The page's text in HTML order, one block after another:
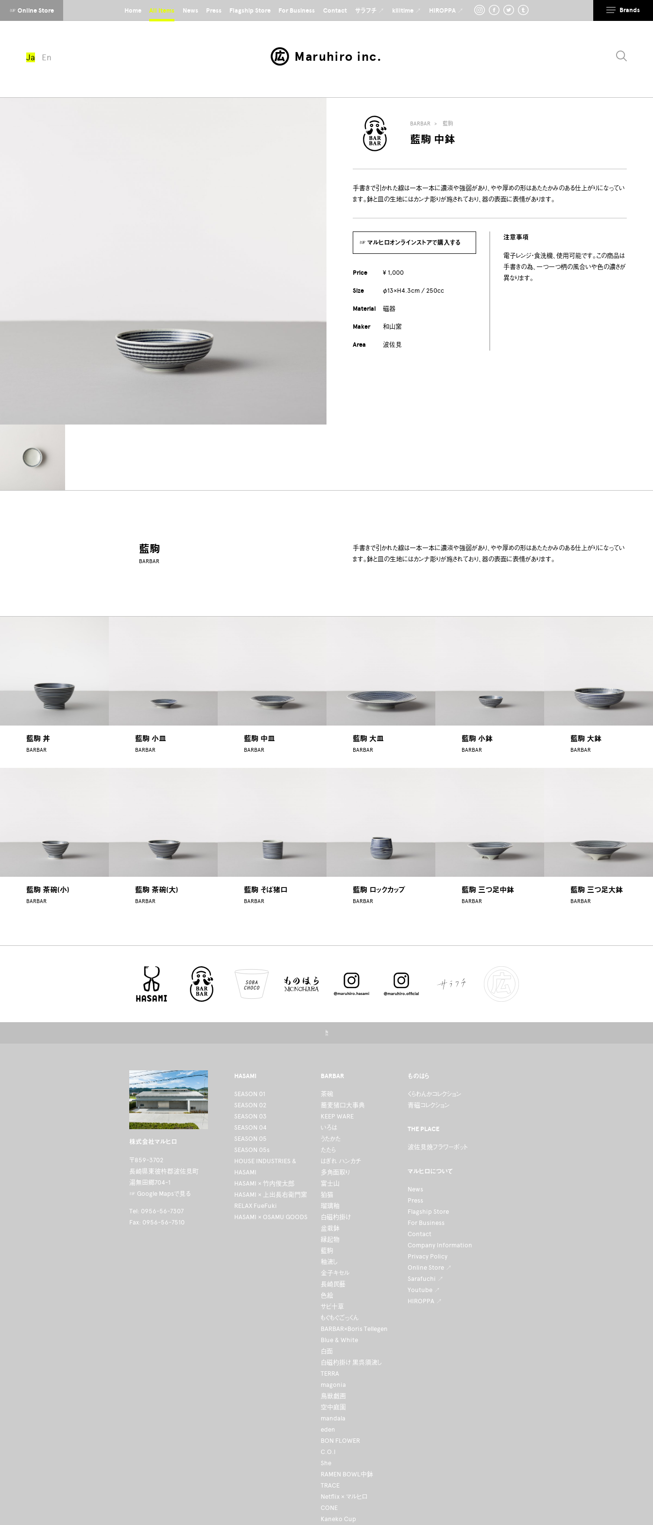
Home All Items News Press Flagship Store For Business Contact サラフチ ↗ killtime ↗ HIROPPA ↗
Maruhiro inc.
Ja En
☞ Online Store Brands
BARBAR 藍駒
藍駒 中鉢
手書きで引かれた線は一本一本に濃淡や強弱があり、やや厚めの形はあたたかみのある仕上がりになってい
ます。鉢と皿の生地にはカンナ彫りが施されており、器の表面に表情があります。
☞ マルヒロオンラインストアで購入する
Price ¥ 1,000
Size φ13×H4.3cm / 250cc
Material 磁器
Maker 和山窯
Area 波佐見
注意事項
電子レンジ・食洗機、使用可能です。この商品は
手書きの為、一つ一つ柄の風合いや色の濃さが
異なります。
藍駒
BARBAR
手書きで引かれた線は一本一本に濃淡や強弱があり、やや厚めの形はあたたかみのある仕上がりになってい
ます。鉢と皿の生地にはカンナ彫りが施されており、器の表面に表情があります。
藍駒 丼
BARBAR
藍駒 小皿
BARBAR
藍駒 中皿
BARBAR
藍駒 大皿
BARBAR
藍駒 小鉢
BARBAR
藍駒 大鉢
BARBAR
藍駒 茶碗(小)
BARBAR
藍駒 茶碗(大)
BARBAR
藍駒 そば猪口
BARBAR
藍駒 ロックカップ
BARBAR
藍駒 三つ足中鉢
BARBAR
藍駒 三つ足大鉢
BARBAR
☝
株式会社マルヒロ
〒859-3702
長崎県東彼杵郡波佐見町
湯無田郷704-1
☞ Google Mapsで見る
Tel: 0956-56-7307
Fax: 0956-56-7510
HASAMI
SEASON 01
SEASON 02
SEASON 03
SEASON 04
SEASON 05
SEASON 05s
HOUSE INDUSTRIES &
HASAMI
HASAMI × 竹内俊太郎
HASAMI × 上出長右衛門窯
RELAX FueFuki
HASAMI × OSAMU GOODS
BARBAR
茶碗
蕎麦猪口大事典
KEEP WARE
いろは
うたかた
たたら
はぎれ ハンカチ
多角面取り
富士山
狛猫
瑠璃釉
白磁杓掛け
盆栽鉢
縁起物
藍駒
釉流し
金子キセル
長崎民藝
色絵
サビ十草
もぐもぐごっくん
BARBAR×Boris Tellegen
Blue & White
白面
白磁杓掛け 黒呉須流し
TERRA
magonia
鳥獣戯画
空中庭園
mandala
eden
BON FLOWER
C.O.I
She
RAMEN BOWL中鉢
TRACE
Netflix × マルヒロ
CONE
Kaneko Cup
ものはら
くらわんかコレクション
青磁コレクション
THE PLACE
波佐見焼フラワーポット
マルヒロについて
News
Press
Flagship Store
For Business
Contact
Company Information
Privacy Policy
Online Store ↗
Sarafuchi ↗
Youtube ↗
HIROPPA ↗